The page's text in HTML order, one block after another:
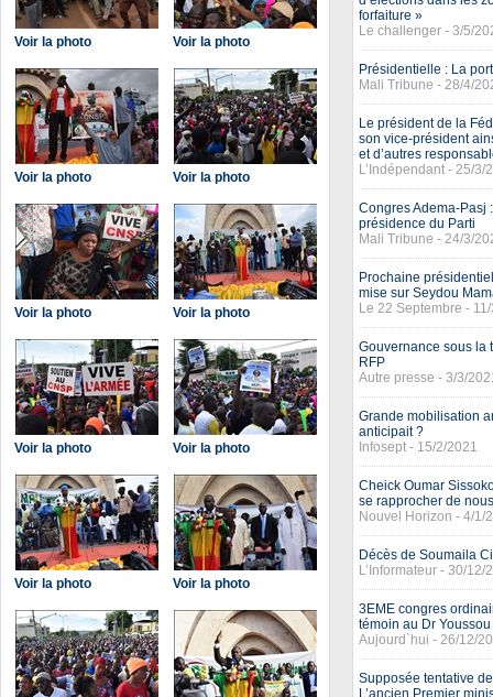
Voir la photo Voir la photo
Voir la photo Voir la photo
Voir la photo Voir la photo
Voir la photo Voir la photo
Voir la photo Voir la photo
forfaiture »
Le challenger - 3/5/
Présidentielle : La
Mali Tribune - 28/4/
Le président de la
son vice-président
et d’autres
L’Indépendant - 25/3/
Congres Adema-Pasj
présidence du Parti
Mali Tribune - 24/3/
Prochaine
mise sur Seydou
Le 22 Septembre -
Gouvernance sous la
RFP
Autre presse - 3/3/
Grande mobilisation
anticipait ?
Infosept - 15/2/2021
Cheick Oumar
se rapprocher de
Nouvel Horizon - 4/1/
Décès de Soumaila
L’Informateur - 30/12/
3EME congres
témoin au Dr
Aujourd`hui - 26/12/
Supposée tentative